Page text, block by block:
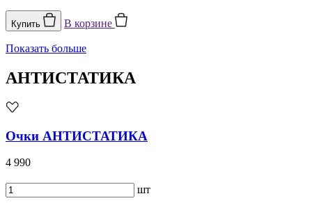
Купить В корзине
Показать больше
АНТИСТАТИКА
Очки АНТИСТАТИКА
4 990
шт